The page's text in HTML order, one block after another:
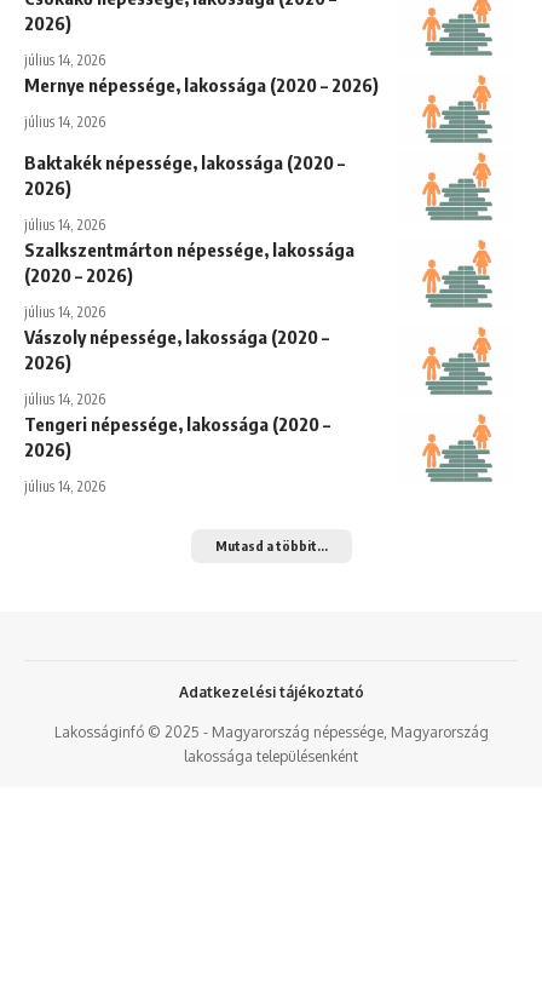
2026)
július 14, 2026
Mernye népessége, lakossága (2020 – 2026)
július 14, 2026
Baktakék népessége, lakossága (2020 –
2026)
július 14, 2026
Szalkszentmárton népessége, lakossága
(2020 – 2026)
július 14, 2026
Vászoly népessége, lakossága (2020 –
2026)
július 14, 2026
Tengeri népessége, lakossága (2020 –
2026)
július 14, 2026
Mutasd a többit...
Lakosságinfó © 2025 - Magyarország népessége, Magyarország
lakossága településenként
Adatkezelési tájékoztató